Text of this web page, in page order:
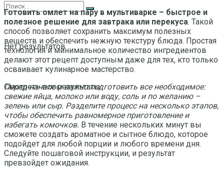
Нет результатов
Смотреть все результаты
Готовить омлет на пару в мультиварке – быстрое и
полезное решение для завтрака или перекуса. Такой
способ позволяет сохранить максимум полезных
веществ и обеспечить нежную текстуру блюда. Простая
технология и минимальное количество ингредиентов
делают этот рецепт доступным даже для тех, кто только
осваивает кулинарное мастерство.
Перед началом важно подготовить все необходимое:
свежие яйца, молоко или воду, соль и по желанию –
зелень или сыр. Разделите процесс на несколько этапов,
чтобы обеспечить равномерное приготовление и
избегать комочков. В течение нескольких минут вы
сможете создать ароматное и сытное блюдо, которое
подойдет для любой порции и любого времени дня.
Следуйте пошаговой инструкции, и результат
превзойдет ожидания.